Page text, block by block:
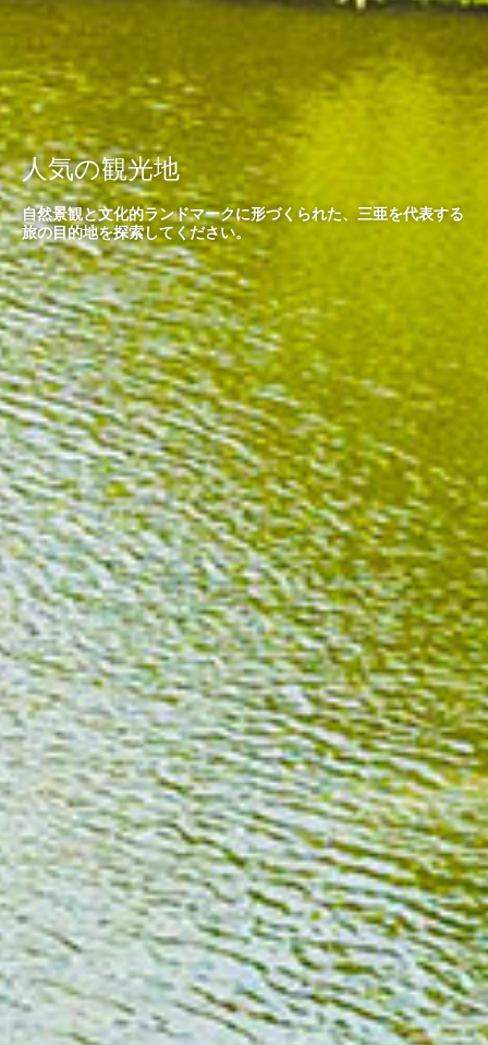
人気の観光地
自然景観と文化的ランドマークに形づくられた、三亜を代表する
旅の目的地を探索してください。